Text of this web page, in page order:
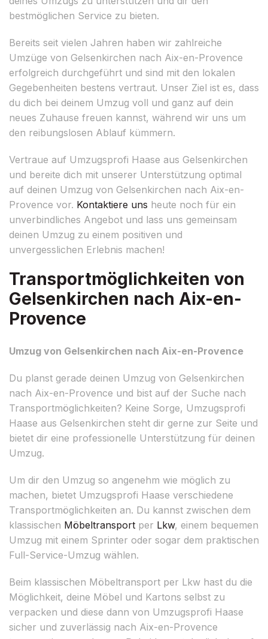
bestmöglichen Service zu bieten.
Bereits seit vielen Jahren haben wir zahlreiche
Umzüge von Gelsenkirchen nach Aix-en-Provence
erfolgreich durchgeführt und sind mit den lokalen
Gegebenheiten bestens vertraut. Unser Ziel ist es, dass
du dich bei deinem Umzug voll und ganz auf dein
neues Zuhause freuen kannst, während wir uns um
den reibungslosen Ablauf kümmern.
Vertraue auf Umzugsprofi Haase aus Gelsenkirchen
und bereite dich mit unserer Unterstützung optimal
auf deinen Umzug von Gelsenkirchen nach Aix-en-
Provence vor. Kontaktiere uns heute noch für ein
unverbindliches Angebot und lass uns gemeinsam
deinen Umzug zu einem positiven und
unvergesslichen Erlebnis machen!
Transportmöglichkeiten von
Gelsenkirchen nach Aix-en-
Provence
Umzug von Gelsenkirchen nach Aix-en-Provence
Du planst gerade deinen Umzug von Gelsenkirchen
nach Aix-en-Provence und bist auf der Suche nach
Transportmöglichkeiten? Keine Sorge, Umzugsprofi
Haase aus Gelsenkirchen steht dir gerne zur Seite und
bietet dir eine professionelle Unterstützung für deinen
Umzug.
Um dir den Umzug so angenehm wie möglich zu
machen, bietet Umzugsprofi Haase verschiedene
Transportmöglichkeiten an. Du kannst zwischen dem
klassischen Möbeltransport per Lkw, einem bequemen
Umzug mit einem Sprinter oder sogar dem praktischen
Full-Service-Umzug wählen.
Beim klassischen Möbeltransport per Lkw hast du die
Möglichkeit, deine Möbel und Kartons selbst zu
verpacken und diese dann von Umzugsprofi Haase
sicher und zuverlässig nach Aix-en-Provence